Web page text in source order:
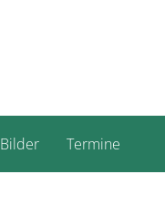
Bilder Termine